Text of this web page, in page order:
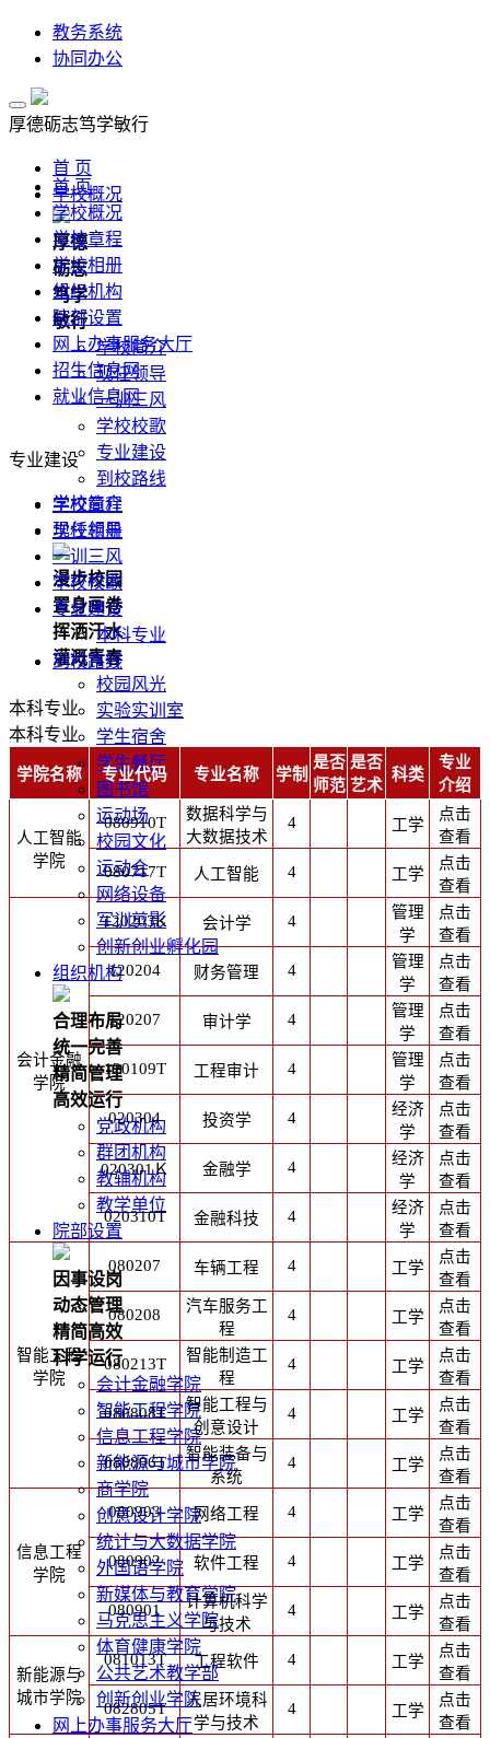
教务系统
协同办公
厚德砺志笃学敏行
首 页
学校概况
厚德
砺志
笃学
敏行
学校简介
现任领导
一训三风
学校校歌
专业建设
到校路线
学校章程
学校相册
漫步校园
置身画卷
挥洒汗水
灌溉青春
校园风光
实验实训室
学生宿舍
学生餐厅
图书馆
运动场
校园文化
运动会
网络设备
军训剪影
创新创业孵化园
组织机构
合理布局
统一完善
精简管理
高效运行
党政机构
群团机构
教辅机构
教学单位
院部设置
因事设岗
动态管理
精简高效
科学运行
会计金融学院
智能工程学院
信息工程学院
新能源与城市学院
商学院
创意设计学院
统计与大数据学院
外国语学院
新媒体与教育学院
马克思主义学院
体育健康学院
公共艺术教学部
创新创业学院
网上办事服务大厅
首 页
学校概况
学校章程
学校相册
组织机构
院部设置
网上办事服务大厅
招生信息网
就业信息网
专业建设
学校简介
现任领导
一训三风
学校校歌
专业建设
本科专业
到校路线
本科专业
本科专业
学院名称 专业代码 专业名称 学制
是否
师范
是否
艺术
科类
专业
介绍
人工智能
学院
080910T
数据科学与
大数据技术
4 工学
点击
查看
080717T
人工智能 4 工学
点击
查看
会计金融
学院
120203K 会计学 4
管理
学
点击
查看
120204
财务管理 4
管理
学
点击
查看
120207
审计学 4
管理
学
点击
查看
120109T
工程审计 4
管理
学
点击
查看
020304
投资学 4
经济
学
点击
查看
020301Ｋ 金融学 4
经济
学
点击
查看
020310T
金融科技 4
经济
学
点击
查看
智能工程
学院
080207 车辆工程 4 工学
点击
查看
080208
汽车服务工
程
4 工学
点击
查看
080213T
智能制造工
程
4 工学
点击
查看
080808T
智能工程与
创意设计
4 工学
点击
查看
080806T
智能装备与
系统
4 工学
点击
查看
信息工程
学院
080903 网络工程 4 工学
点击
查看
080902
软件工程 4 工学
点击
查看
080901
计算机科学
与技术
4 工学
点击
查看
新能源与
城市学院
081013T 工程软件 4 工学
点击
查看
082805T
人居环境科
学与技术
4 工学
点击
查看